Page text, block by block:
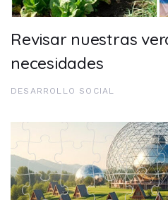
Revisar nuestras
necesidades
DESARROLLO SOCIAL